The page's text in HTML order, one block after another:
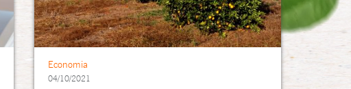
Economia
04/10/2021